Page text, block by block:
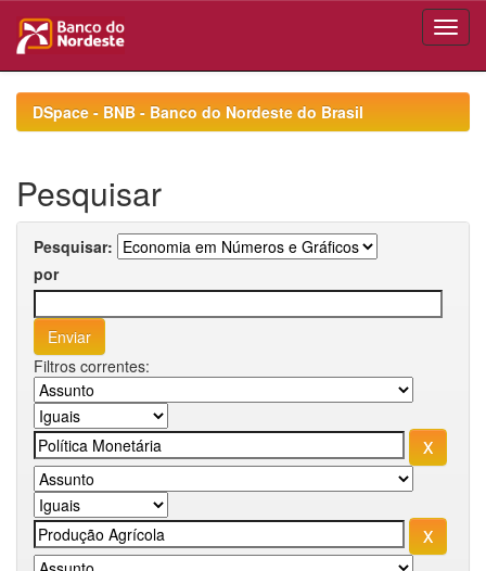
navigationDSpace - BNB - Banco do Nordeste do Brasil
Pesquisar
Pesquisar:
por
Filtros correntes: